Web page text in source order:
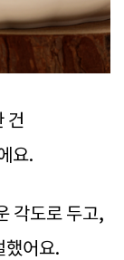
건
요.
각도로 두고,
했어요.